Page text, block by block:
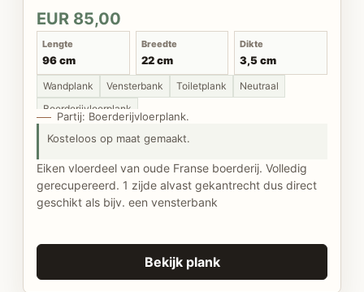
EUR 85,00
Lengte
96 cm
Breedte
22 cm
Dikte
3,5 cm
Wandplank Vensterbank Toiletplank
Neutraal
Boerderijvloerplank
Partij: Boerderijvloerplank.
Kosteloos op maat gemaakt.
Eiken vloerdeel van oude Franse boerderij. Volledig
gerecupereerd. 1 zijde alvast gekantrecht dus direct
geschikt als bijv. een vensterbank
Bekijk plank